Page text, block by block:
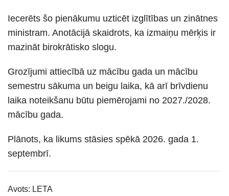
Iecerēts šo pienākumu uzticēt izglītības un zinātnes
ministram. Anotācijā skaidrots, ka izmaiņu mērķis ir
mazināt birokrātisko slogu.
Grozījumi attiecībā uz mācību gada un mācību
semestru sākuma un beigu laika, kā arī brīvdienu
laika noteikšanu būtu piemērojami no 2027./2028.
mācību gada.
Plānots, ka likums stāsies spēkā 2026. gada 1.
septembrī.
Avots: LETA